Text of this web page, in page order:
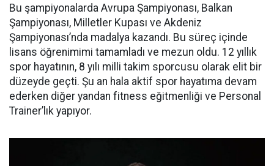
Bu şampiyonalarda Avrupa Şampiyonası, Balkan
Şampiyonası, Milletler Kupası ve Akdeniz
Şampiyonası’nda madalya kazandı. Bu süreç içinde
lisans öğrenimimi tamamladı ve mezun oldu. 12 yıllık
spor hayatının, 8 yılı milli takim sporcusu olarak elit bir
düzeyde geçti. Şu an hala aktif spor hayatıma devam
ederken diğer yandan fitness eğitmenliği ve Personal
Trainer’lık yapıyor.